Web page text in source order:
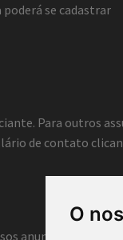
O
se cadastrar
Para outros
de contato
anunciantes e,